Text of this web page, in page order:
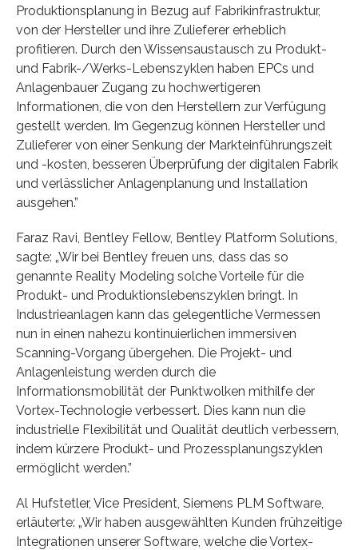
Produktionsplanung in Bezug auf Fabrikinfrastruktur,
von der Hersteller und ihre Zulieferer erheblich
profitieren. Durch den Wissensaustausch zu Produkt-
und Fabrik-/Werks-Lebenszyklen haben EPCs und
Anlagenbauer Zugang zu hochwertigeren
Informationen, die von den Herstellern zur Verfügung
gestellt werden. Im Gegenzug können Hersteller und
Zulieferer von einer Senkung der Markteinführungszeit
und -kosten, besseren Überprüfung der digitalen Fabrik
und verlässlicher Anlagenplanung und Installation
ausgehen.”
Faraz Ravi, Bentley Fellow, Bentley Platform Solutions,
sagte: „Wir bei Bentley freuen uns, dass das so
genannte Reality Modeling solche Vorteile für die
Produkt- und Produktionslebenszyklen bringt. In
Industrieanlagen kann das gelegentliche Vermessen
nun in einen nahezu kontinuierlichen immersiven
Scanning-Vorgang übergehen. Die Projekt- und
Anlagenleistung werden durch die
Informationsmobilität der Punktwolken mithilfe der
Vortex-Technologie verbessert. Dies kann nun die
industrielle Flexibilität und Qualität deutlich verbessern,
indem kürzere Produkt- und Prozessplanungszyklen
ermöglicht werden.”
Al Hufstetler, Vice President, Siemens PLM Software,
erläuterte: „Wir haben ausgewählten Kunden frühzeitige
Integrationen unserer Software, welche die Vortex-